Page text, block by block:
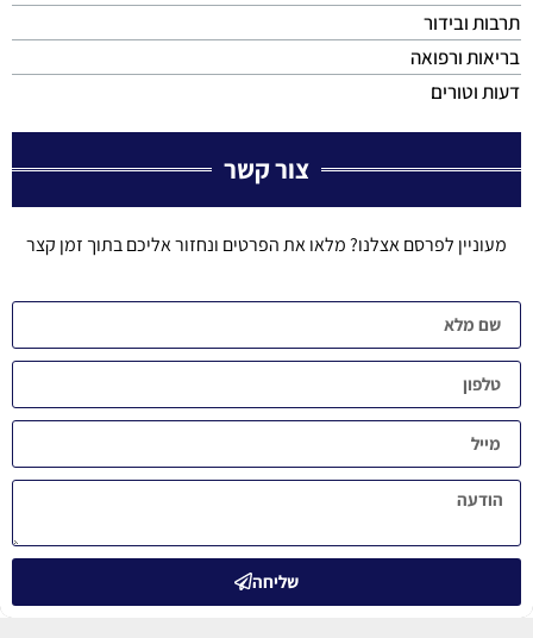
תרבות ובידור
בריאות ורפואה
דעות וטורים
צור קשר
מעוניין לפרסם אצלנו? מלאו את הפרטים ונחזור אליכם בתוך זמן קצר
שליחה